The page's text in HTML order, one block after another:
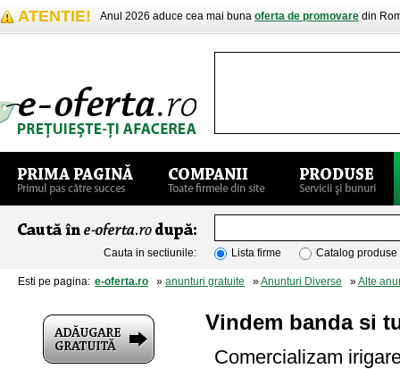
ATENTIE! Anul 2026 aduce cea mai buna oferta de promovare din
Cauta in sectiunile: Lista firme Catalog produse
Esti pe pagina: e-oferta.ro » anunturi gratuite »Anunturi Diverse »Alte
Vindem banda si
Comercializam